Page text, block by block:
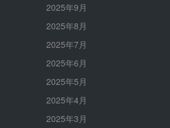
2025年9月
2025年8月
2025年7月
2025年6月
2025年5月
2025年4月
2025年3月